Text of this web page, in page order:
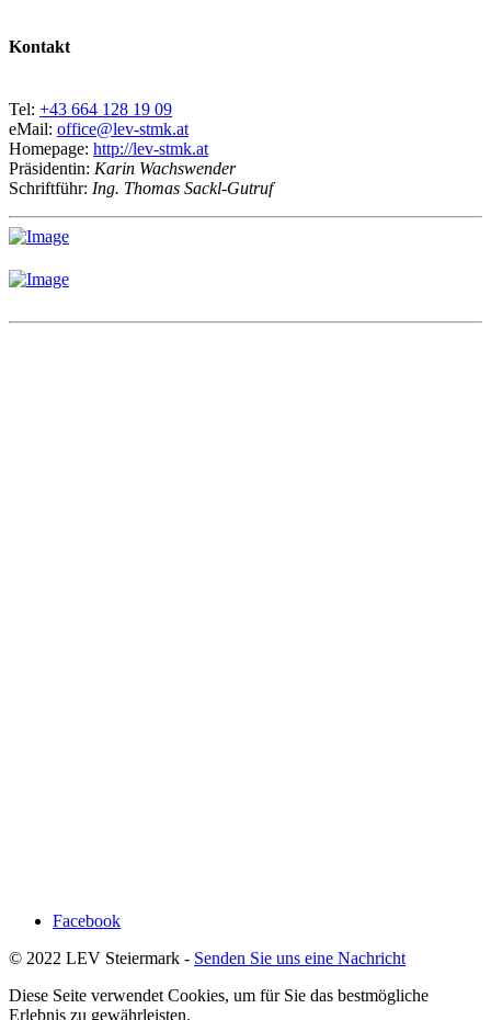
Kontakt
Tel: +43 664 128 19 09
eMail: office@lev-stmk.at
Homepage: http://lev-stmk.at
Präsidentin: Karin Wachswender
Schriftführ: Ing. Thomas Sackl-Gutruf
Facebook
© 2022 LEV Steiermark - Senden Sie uns eine Nachricht
Diese Seite verwendet Cookies, um für Sie das bestmögliche
Erlebnis zu gewährleisten.